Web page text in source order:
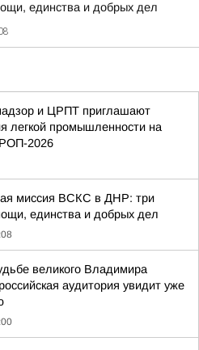
единства и добрых дел
и ЦРПТ приглашают
легкой промышленности на
РОП-2026
миссия ВСКС в ДНР: три
единства и добрых дел
великого Владимира
аудитория увидит уже